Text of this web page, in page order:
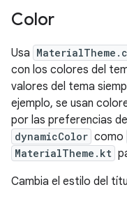
Color
Usa
con los colores del
valores del tema
ejemplo, se usan
por las preferencias
dynamicColor como
MaterialTheme.kt
Cambia el estilo del